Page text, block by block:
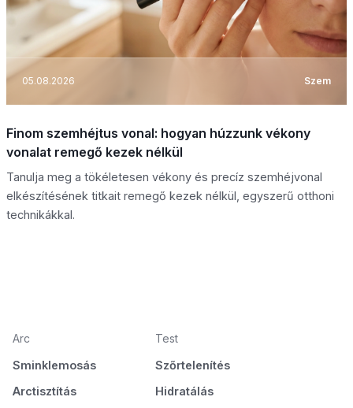
05.08.2026 Szem
Finom szemhéjtus vonal: hogyan húzzunk vékony
vonalat remegő kezek nélkül
Tanulja meg a tökéletesen vékony és precíz szemhéjvonal
elkészítésének titkait remegő kezek nélkül, egyszerű otthoni
technikákkal.
Arc
Sminklemosás
Arctisztítás
Test
Szőrtelenítés
Hidratálás